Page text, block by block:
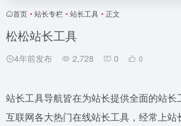
首页 • 站长专栏 • 站长工具 • 正文
松松站长工具
4年前发布 2,728 0 0
站长工具导航皆在为站长提供全面的站长
互联网各大热门在线站长工具，经常上站